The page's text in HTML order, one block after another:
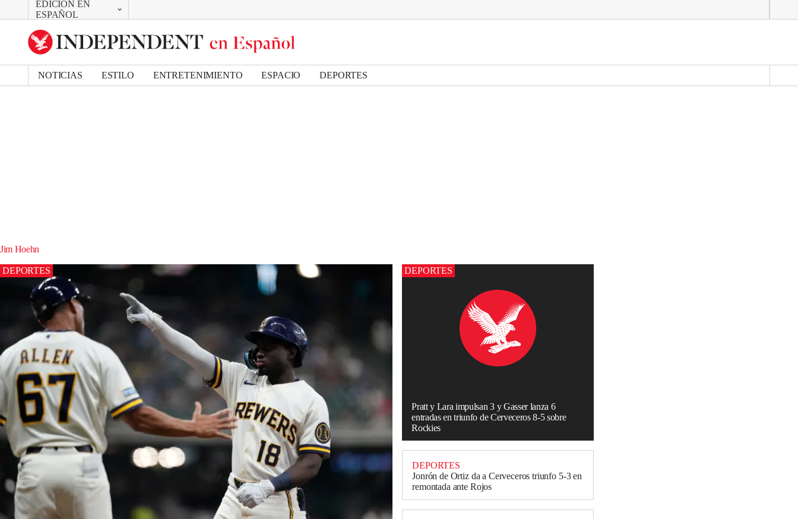
EDICIÓN EN
ESPAÑOL
CAMBIAR
UK Edition
US Edition
NOTICIAS ESTILO ENTRETENIMIENTO ESPACIO DEPORTES
Jim Hoehn
DEPORTES DEPORTES
Pratt y Lara impulsan 3 y Gasser lanza 6
entradas en triunfo de Cerveceros 8-5 sobre
Rockies
DEPORTES
Jonrón de Ortiz da a Cerveceros triunfo 5-3 en
remontada ante Rojos